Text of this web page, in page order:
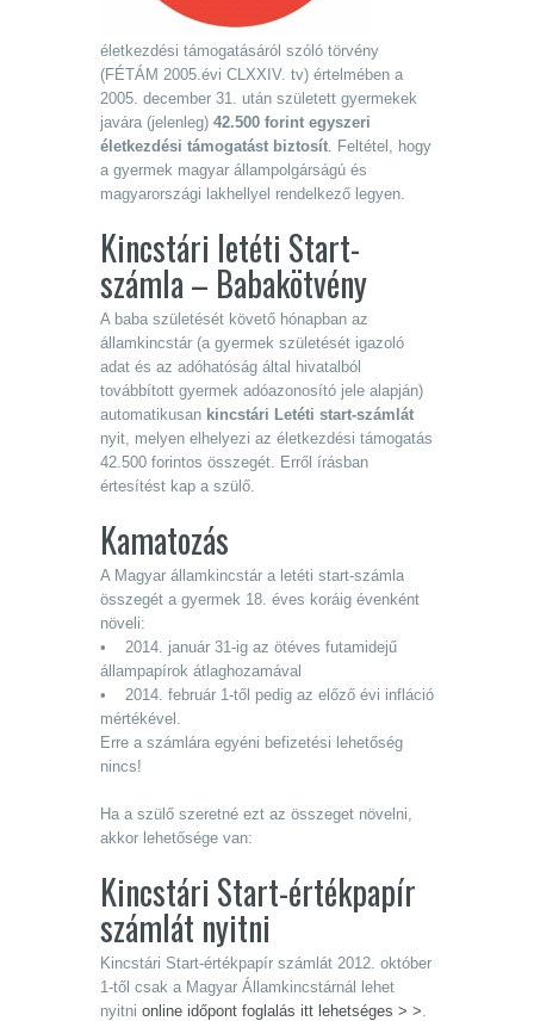
életkezdési támogatásáról szóló törvény
(FÉTÁM 2005.évi CLXXIV. tv) értelmében a
2005. december 31. után született gyermekek
javára (jelenleg) 42.500 forint egyszeri
életkezdési támogatást biztosít . Feltétel, hogy
a gyermek magyar állampolgárságú és
magyarországi lakhellyel rendelkező legyen.
Kincstári letéti Start-
számla – Babakötvény
A baba születését követő hónapban az
államkincstár (a gyermek születését igazoló
adat és az adóhatóság által hivatalból
továbbított gyermek adóazonosító jele alapján)
automatikusan kincstári Letéti start-számlát
nyit, melyen elhelyezi az életkezdési támogatás
42.500 forintos összegét. Erről írásban
értesítést kap a szülő.
Kamatozás
A Magyar államkincstár a letéti start-számla
összegét a gyermek 18. éves koráig évenként
növeli:
• 2014. január 31-ig az ötéves futamidejű
állampapírok átlaghozamával
• 2014. február 1-től pedig az előző évi infláció
mértékével.
Erre a számlára egyéni befizetési lehetőség
nincs!
Ha a szülő szeretné ezt az összeget növelni,
akkor lehetősége van:
Kincstári Start-értékpapír
számlát nyitni
Kincstári Start-értékpapír számlát 2012. október
1-től csak a Magyar Államkincstárnál lehet
nyitni online időpont foglalás itt lehetséges > >